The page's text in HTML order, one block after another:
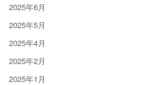
2025年6月
2025年5月
2025年4月
2025年2月
2025年1月